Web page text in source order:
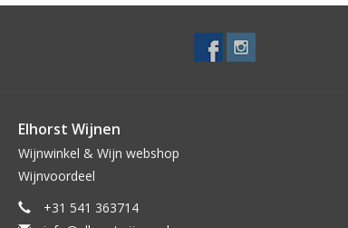
veelzijdigheid bij het combineren
of gebraden vlees), pizza, rustieke
Elhorst Wijnen
Wijnwinkel & Wijn webshop
Wijnvoordeel
+31 541 363714